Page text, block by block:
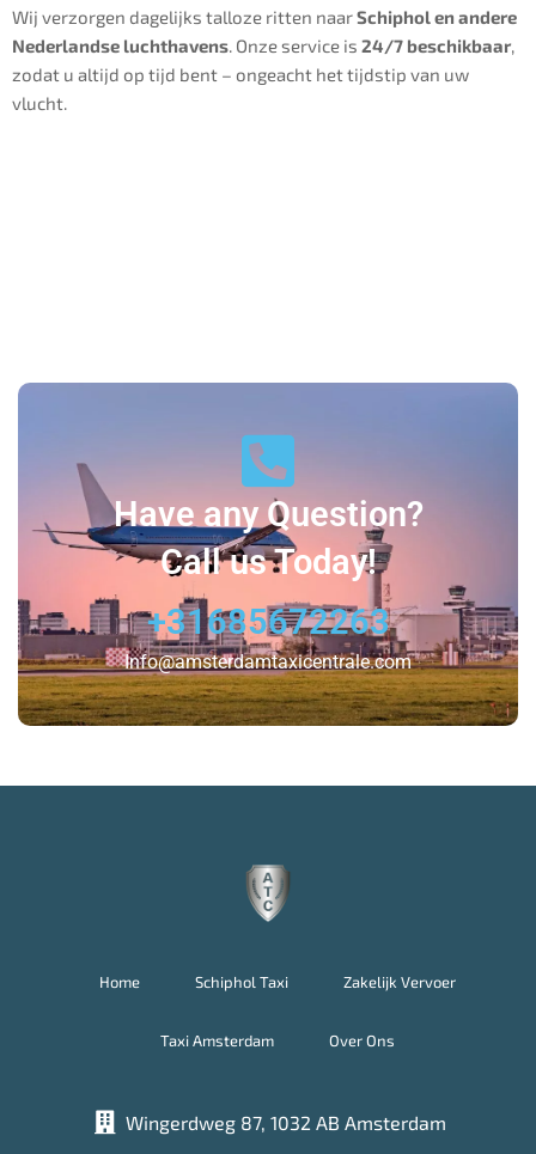
Wij verzorgen dagelijks talloze ritten naarSchiphol en andere
Nederlandse luchthavens. Onze service is 24/7 beschikbaar,
zodat u altijd op tijd bent – ongeacht het tijdstip van uw
vlucht.
Have any Question?
Call us Today!
+31685672263
Info@amsterdamtaxicentrale.com
Home Schiphol Taxi Zakelijk Vervoer
Taxi Amsterdam Over Ons
Wingerdweg 87, 1032 AB Amsterdam